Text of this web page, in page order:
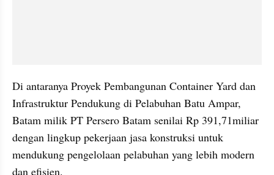
Di antaranya Proyek Pembangunan Container Yard dan
Infrastruktur Pendukung di Pelabuhan Batu Ampar,
Batam milik PT Persero Batam senilai Rp 391,71miliar
dengan lingkup pekerjaan jasa konstruksi untuk
mendukung pengelolaan pelabuhan yang lebih modern
dan efisien.